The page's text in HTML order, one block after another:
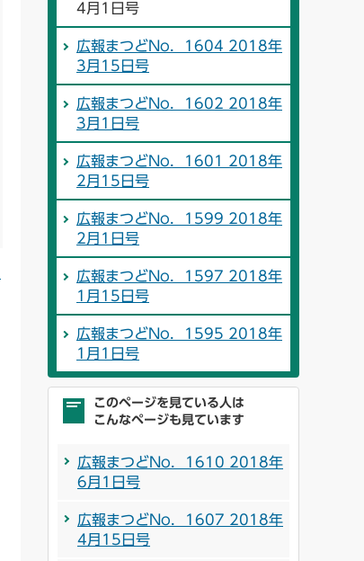
4月1日号
広報まつどNo．1604 2018年
3月15日号
広報まつどNo．1602 2018年
3月1日号
広報まつどNo．1601 2018年
2月15日号
広報まつどNo．1599 2018年
2月1日号
広報まつどNo．1597 2018年
1月15日号
広報まつどNo．1595 2018年
1月1日号
このページを見ている人は
こんなページも見ています
広報まつどNo．1610 2018年
6月1日号
広報まつどNo．1607 2018年
4月15日号